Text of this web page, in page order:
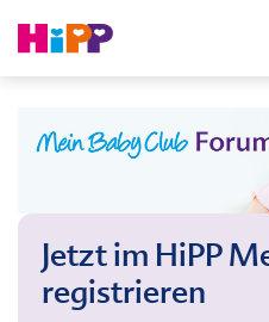
Jetzt im HiPP
registrieren